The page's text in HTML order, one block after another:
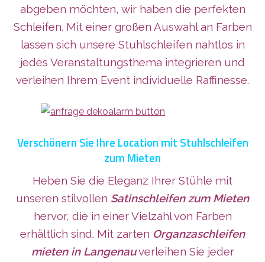
abgeben möchten, wir haben die perfekten
Schleifen. Mit einer großen Auswahl an Farben
lassen sich unsere Stuhlschleifen nahtlos in
jedes Veranstaltungsthema integrieren und
verleihen Ihrem Event individuelle Raffinesse.
Verschönern Sie Ihre Location mit Stuhlschleifen
zum Mieten
Heben Sie die Eleganz Ihrer Stühle mit
unseren stilvollen Satinschleifen zum Mieten
hervor, die in einer Vielzahl von Farben
erhältlich sind. Mit zarten Organzaschleifen
mieten in Langenauverleihen Sie jeder